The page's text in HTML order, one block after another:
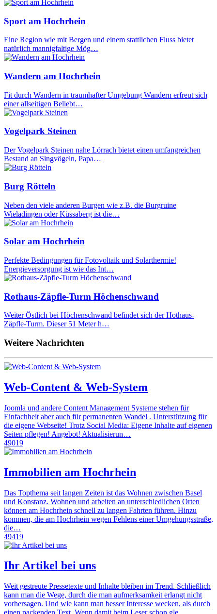
Sport am Hochrhein
Eine Region wie mit Bergen und einem stattlichen Fluss bietet
natürlich mannigfaltige Mög…
Wandern am Hochrhein
Fit durch Wandern in traumhafter Umgebung Wandern erfreut sich
einer allseitigen Beliebt…
Vogelpark Steinen
Der Vogelpark Steinen nahe Lörrach bietet einen umfangreichen
Bestand an Singvögeln, Papa…
Burg Rötteln
Neben den viele anderen Burgen wie z.B. die Burgruine
Wieladingen oder Küssaberg ist die…
Solar am Hochrhein
Perfekte Bedingungen für Fotovoltaik und Solarthermie!
Energieversorgung ist wie das Int…
Rothaus-Zäpfle-Turm Höchenschwand
Weiter Östlich bei Höchenschwand befindet sich der Hothaus-
Zäpfle-Turm. Dieser 51 Meter h…
Weitere Nachrichten
Web-Content & Web-System
Joomla und andere Content Management Systeme stehen für
Einfachheit aber auch für permanenten Wandel . Unterstützung für
die eigene Webseite! Trotz Social Media: Eigene Inhalte auf eigenen
Seiten pflegen! Angebot! Aktualisierun…
49019
Immobilien am Hochrhein
Das Topthema seit langen Zeiten ist das Wohnen zwischen Basel
und Konstanz. Wohnen und arbeiten an unterschiedlichen Orten
können am Hochrhein schnell zu langen Fahrten führen. Hinzu
kommen, die am Hochrhein wegen Fehlens einer Umgehungsstraße,
die…
49419
Ihr Artikel bei uns
Weit gestreute Pressetexte und Inhalte bleiben im Trend. Schließlich
kann man die Wege, durch die man aufmerksamkeit erlangt nicht
vorhersagen. Und wie kann man besser Interesse wecken, als durch